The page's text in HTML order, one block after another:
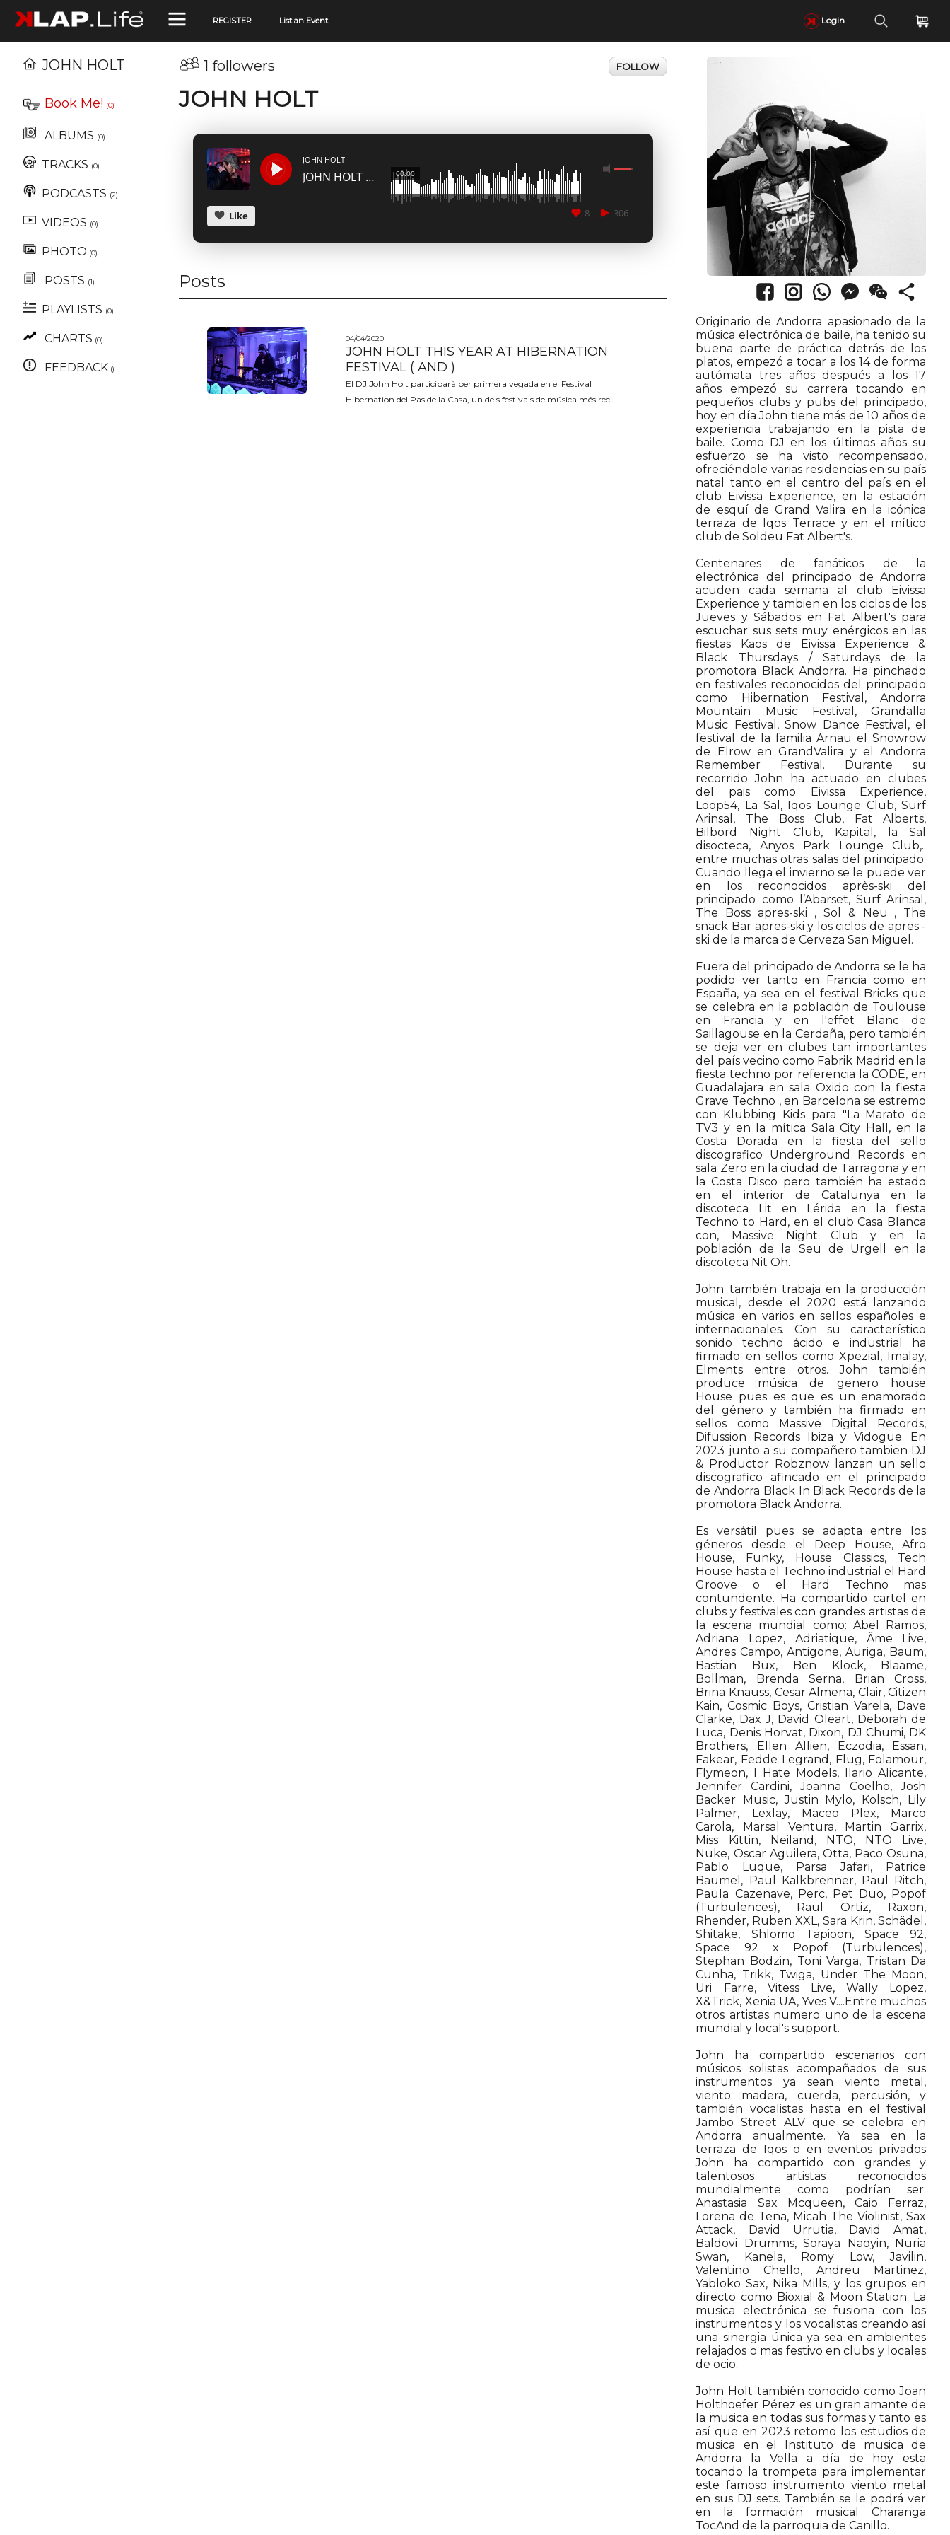
REGISTER List an Event Login
JOHN HOLT
Book Me! (0)
ALBUMS (0)
TRACKS (0)
PODCASTS (2)
VIDEOS (0)
PHOTO (0)
POSTS (1)
PLAYLISTS (0)
CHARTS (0)
FEEDBACK ()
1 followers FOLLOW
JOHN HOLT
JOHN HOLT
JOHN HOLT TECHNO SET #STAYATHOME EDITION 00:00
SUBMIT
CANCEL
Like 306
8
Posts
04/04/2020
JOHN HOLT THIS YEAR AT HIBERNATION
FESTIVAL ( AND )
El DJ John Holt participarà per primera vegada en el Festival
Hibernation del Pas de la Casa, un dels festivals de música més rec ...
Originario de Andorra apasionado de la
música electrónica de baile, ha tenido su
buena parte de práctica detrás de los
platos, empezó a tocar a los 14 de forma
autómata tres años después a los 17
años empezó su carrera tocando en
pequeños clubs y pubs del principado,
hoy en día John tiene más de 10 años de
experiencia trabajando en la pista de
baile. Como DJ en los últimos años su
esfuerzo se ha visto recompensado,
ofreciéndole varias residencias en su país
natal tanto en el centro del país en el
club Eivissa Experience, en la estación
de esquí de Grand Valira en la icónica
terraza de Iqos Terrace y en el mítico
club de Soldeu Fat Albert's.
Centenares de fanáticos de la
electrónica del principado de Andorra
acuden cada semana al club Eivissa
Experience y tambien en los ciclos de los
Jueves y Sábados en Fat Albert's para
escuchar sus sets muy enérgicos en las
fiestas Kaos de Eivissa Experience &
Black Thursdays / Saturdays de la
promotora Black Andorra. Ha pinchado
en festivales reconocidos del principado
como Hibernation Festival, Andorra
Mountain Music Festival, Grandalla
Music Festival, Snow Dance Festival, el
festival de la familia Arnau el Snowrow
de Elrow en GrandValira y el Andorra
Remember Festival. Durante su
recorrido John ha actuado en clubes
del pais como Eivissa Experience,
Loop54, La Sal, Iqos Lounge Club, Surf
Arinsal, The Boss Club, Fat Alberts,
Bilbord Night Club, Kapital, la Sal
disocteca, Anyos Park Lounge Club,..
entre muchas otras salas del principado.
Cuando llega el invierno se le puede ver
en los reconocidos après-ski del
principado como l’Abarset, Surf Arinsal,
The Boss apres-ski , Sol & Neu , The
snack Bar apres-ski y los ciclos de apres -
ski de la marca de Cerveza San Miguel.
Fuera del principado de Andorra se le ha
podido ver tanto en Francia como en
España, ya sea en el festival Bricks que
se celebra en la población de Toulouse
en Francia y en l'effet Blanc de
Saillagouse en la Cerdaña, pero también
se deja ver en clubes tan importantes
del país vecino como Fabrik Madrid en la
fiesta techno por referencia la CODE, en
Guadalajara en sala Oxido con la fiesta
Grave Techno , en Barcelona se estremo
con Klubbing Kids para "La Marato de
TV3 y en la mítica Sala City Hall, en la
Costa Dorada en la fiesta del sello
discografico Underground Records en
sala Zero en la ciudad de Tarragona y en
la Costa Disco pero también ha estado
en el interior de Catalunya en la
discoteca Lit en Lérida en la fiesta
Techno to Hard, en el club Casa Blanca
con, Massive Night Club y en la
población de la Seu de Urgell en la
discoteca Nit Oh.
John también trabaja en la producción
musical, desde el 2020 está lanzando
música en varios en sellos españoles e
internacionales. Con su característico
sonido techno ácido e industrial ha
firmado en sellos como Xpezial, Imalay,
Elments entre otros. John también
produce música de genero house
House pues es que es un enamorado
del género y también ha firmado en
sellos como Massive Digital Records,
Difussion Records Ibiza y Vidogue. En
2023 junto a su compañero tambien DJ
& Productor Robznow lanzan un sello
discografico afincado en el principado
de Andorra Black In Black Records de la
promotora Black Andorra.
Es versátil pues se adapta entre los
géneros desde el Deep House, Afro
House, Funky, House Classics, Tech
House hasta el Techno industrial el Hard
Groove o el Hard Techno mas
contundente. Ha compartido cartel en
clubs y festivales con grandes artistas de
la escena mundial como: Abel Ramos,
Adriana Lopez, Adriatique, Âme Live,
Andres Campo, Antigone, Auriga, Baum,
Bastian Bux, Ben Klock, Blaame,
Bollman, Brenda Serna, Brian Cross,
Brina Knauss, Cesar Almena, Clair, Citizen
Kain, Cosmic Boys, Cristian Varela, Dave
Clarke, Dax J, David Oleart, Deborah de
Luca, Denis Horvat, Dixon, DJ Chumi, DK
Brothers, Ellen Allien, Eczodia, Essan,
Fakear, Fedde Legrand, Flug, Folamour,
Flymeon, I Hate Models, Ilario Alicante,
Jennifer Cardini, Joanna Coelho, Josh
Backer Music, Justin Mylo, Kölsch, Lily
Palmer, Lexlay, Maceo Plex, Marco
Carola, Marsal Ventura, Martin Garrix,
Miss Kittin, Neiland, NTO, NTO Live,
Nuke, Oscar Aguilera, Otta, Paco Osuna,
Pablo Luque, Parsa Jafari, Patrice
Baumel, Paul Kalkbrenner, Paul Ritch,
Paula Cazenave, Perc, Pet Duo, Popof
(Turbulences), Raul Ortiz, Raxon,
Rhender, Ruben XXL, Sara Krin, Schädel,
Shitake, Shlomo Tapioon, Space 92,
Space 92 x Popof (Turbulences),
Stephan Bodzin, Toni Varga, Tristan Da
Cunha, Trikk, Twiga, Under The Moon,
Uri Farre, Vitess Live, Wally Lopez,
X&Trick, Xenia UA, Yves V....Entre muchos
otros artistas numero uno de la escena
mundial y local's support.
John ha compartido escenarios con
músicos solistas acompañados de sus
instrumentos ya sean viento metal,
viento madera, cuerda, percusión, y
también vocalistas hasta en el festival
Jambo Street ALV que se celebra en
Andorra anualmente. Ya sea en la
terraza de Iqos o en eventos privados
John ha compartido con grandes y
talentosos artistas reconocidos
mundialmente como podrían ser;
Anastasia Sax Mcqueen, Caio Ferraz,
Lorena de Tena, Micah The Violinist, Sax
Attack, David Urrutia, David Amat,
Baldovi Drumms, Soraya Naoyin, Nuria
Swan, Kanela, Romy Low, Javilin,
Valentino Chello, Andreu Martinez,
Yabloko Sax, Nika Mills, y los grupos en
directo como Bioxial & Moon Station. La
musica electrónica se fusiona con los
instrumentos y los vocalistas creando así
una sinergia única ya sea en ambientes
relajados o mas festivo en clubs y locales
de ocio.
John Holt también conocido como Joan
Holthoefer Pérez es un gran amante de
la musica en todas sus formas y tanto es
así que en 2023 retomo los estudios de
musica en el Instituto de musica de
Andorra la Vella a día de hoy esta
tocando la trompeta para implementar
este famoso instrumento viento metal
en sus DJ sets. También se le podrá ver
en la formación musical Charanga
TocAnd de la parroquia de Canillo.